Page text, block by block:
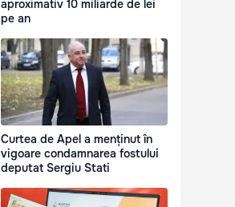
aproximativ 10 miliarde de lei
pe an
Curtea de Apel a menținut în
vigoare condamnarea fostului
deputat Sergiu Stati